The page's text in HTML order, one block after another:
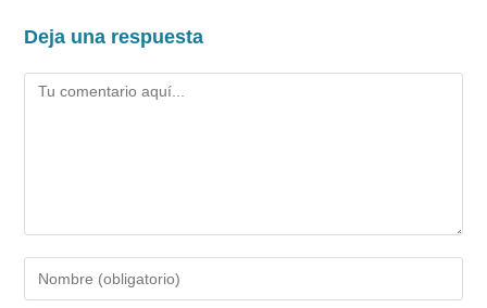
Deja una respuesta
Comentario
Introduce
tu